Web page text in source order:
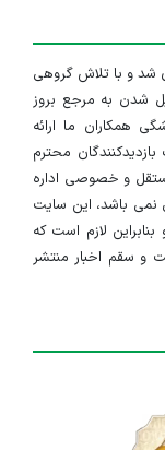
تاریخ ۱۳۹۱/۱/۱۰ راه اندازی شد و با تلاش گروهی
شدن به مرجع بروز
همکاران ما ارائه
محترم
و خصوصی اداره
نمی باشد، این سایت
لازم است که
و سقم اخبار منتشر